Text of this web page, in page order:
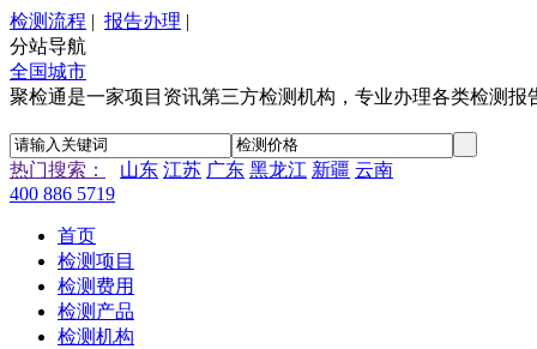
检测流程 | 报告办理 |
分站导航
全国城市
聚检通是一家项目资讯第三方检测机构，专业办理各类检测报
热门搜索： 山东 江苏 广东 黑龙江 新疆 云南
400 886 5719
首页
检测项目
检测费用
检测产品
检测机构